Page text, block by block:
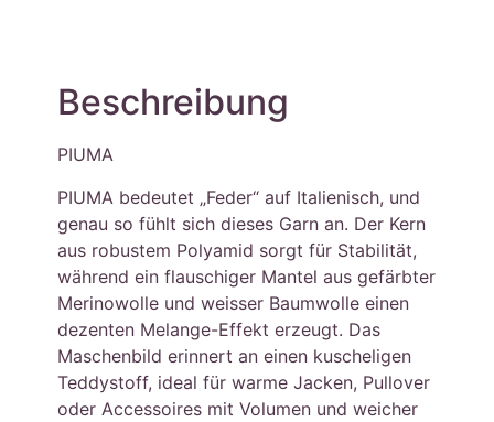
Beschreibung
PIUMA
PIUMA bedeutet „Feder“ auf Italienisch, und
genau so fühlt sich dieses Garn an. Der Kern
aus robustem Polyamid sorgt für Stabilität,
während ein flauschiger Mantel aus gefärbter
Merinowolle und weisser Baumwolle einen
dezenten Melange-Effekt erzeugt. Das
Maschenbild erinnert an einen kuscheligen
Teddystoff, ideal für warme Jacken, Pullover
oder Accessoires mit Volumen und weicher